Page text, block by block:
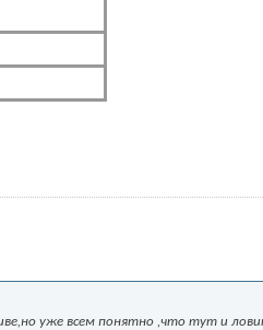
уже всем понятно ,что тут и